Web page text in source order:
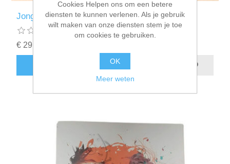
Jonge ree in bos - canvas 40 bij 60 cm
€ 29,95 incl. BTW
Cookies Helpen ons om een betere
diensten te kunnen verlenen. Als je gebruik
wilt maken van onze diensten stem je toe
om cookies te gebruiken.
OK
Meer weten